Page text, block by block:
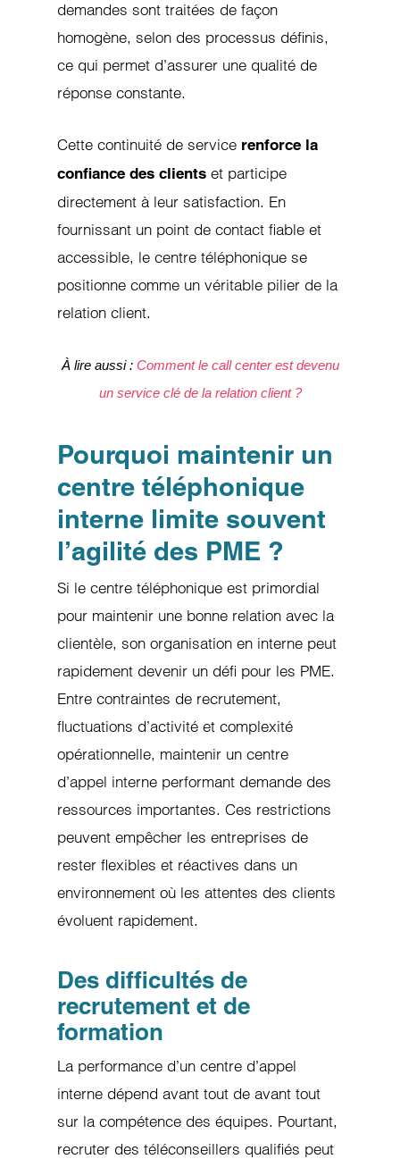
demandes sont traitées de façon
homogène, selon des processus définis,
ce qui permet d’assurer une qualité de
réponse constante.
Cette continuité de service renforce la
confiance des clients et participe
directement à leur satisfaction. En
fournissant un point de contact fiable et
accessible, le centre téléphonique se
positionne comme un véritable pilier de la
relation client.
À lire aussi : Comment le call center est devenu
un service clé de la relation client ?
Pourquoi maintenir un
centre téléphonique
interne limite souvent
l’agilité des PME ?
Si le centre téléphonique est primordial
pour maintenir une bonne relation avec la
clientèle, son organisation en interne peut
rapidement devenir un défi pour les PME.
Entre contraintes de recrutement,
fluctuations d’activité et complexité
opérationnelle, maintenir un centre
d’appel interne performant demande des
ressources importantes. Ces restrictions
peuvent empêcher les entreprises de
rester flexibles et réactives dans un
environnement où les attentes des clients
évoluent rapidement.
Des difficultés de
recrutement et de
formation
La performance d’un centre d’appel
interne dépend avant tout de avant tout
sur la compétence des équipes. Pourtant,
recruter des téléconseillers qualifiés peut